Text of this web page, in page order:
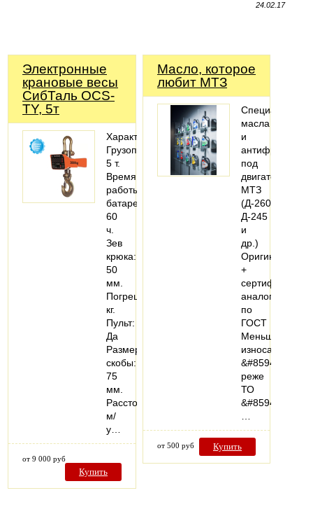
24.02.17
Электронные
крановые весы
СибТаль OCS-
TY, 5т
Характеристики:
Грузоподъемность:
5 т.
Время
работы
батареи:
60
ч.
Зев
крюка:
50
мм.
Погрешность:1,5
кг.
Пульт:
Да
Размер
скобы:
75
мм.
Расстояние
м/
у…
от 9 000 руб
Купить
Масло, которое
любит МТЗ
Специальные
масла
и
антифризы
под
двигатели
МТЗ
(Д-260,
Д-245
и
др.)
Оригинал
+
аналоги
по
ГОСТ
Меньше
износа
&#8594;
реже
ТО
&#8594;
от 500 руб Купить